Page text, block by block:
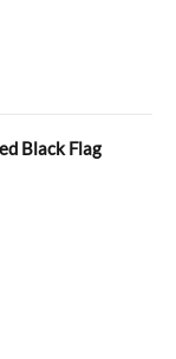
Black Flag